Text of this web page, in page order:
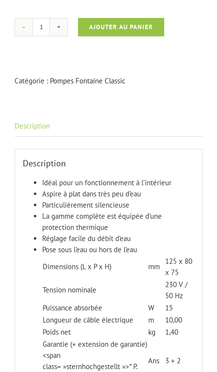
quantité
classic
AJOUTER AU PANIER
Catégorie : Pompes Fontaine Classic
Description
Description
Idéal pour un fonctionnement à l’intérieur
Aspire à plat dans très peu d’eau
Particulièrement silencieuse
La gamme complète est équipée d’une
protection thermique
Réglage facile du débit d’eau
Pose sous l’eau ou hors de l’eau
Dimensions (L x P x H)
mm
125 x 80
x 75
Tension nominale
230 V /
50 Hz
Puissance absorbée
W
15
Longueur de câble électrique
m
10,00
Poids net
kg
1,40
Garantie (+ extension de garantie)
<span
class= »sternhochgestellt »>* P.
Ans 3 + 2